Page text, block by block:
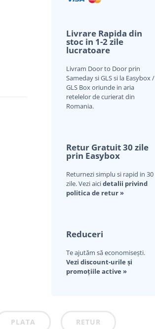
Livrare Rapida din
stoc in 1-2 zile
lucratoare
Livram Door to Door prin
Sameday si GLS si la Easybox /
GLS Box oriunde in aria
retelelor de curierat din
Romania.
Retur Gratuit 30 zile
prin Easybox
Returnezi simplu si rapid in 30
zile. Vezi aicidetalii privind
politica de retur »
Reduceri
Te ajutăm să economisești.
Vezi discount-urile și
promoțiile active »
PLATA RETUR